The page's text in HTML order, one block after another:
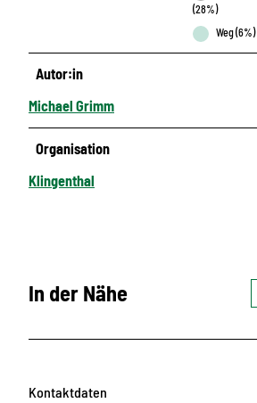
(28%)
Weg (6%)
Autor:in
Michael Grimm
Organisation
Klingenthal
In der Nähe
Kontaktdaten